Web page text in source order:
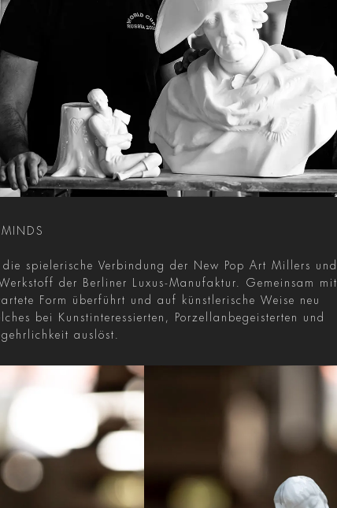
spielerische Verbindung der New Pop Art Millers und
der Berliner Luxus-Manufaktur. Gemeinsam mit
Form überführt und auf künstlerische Weise neu
bei Kunstinteressierten, Porzellanbegeisterten und
auslöst.